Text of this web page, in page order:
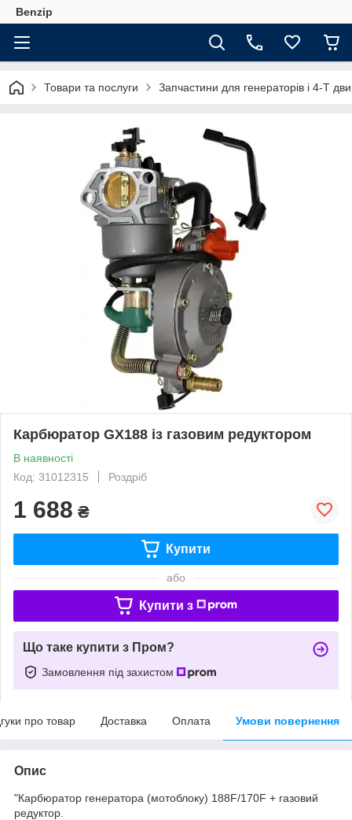
Benzip
Товари та послуги Запчастини для генераторів і 4-Т
Карбюратор GX188 із газовим редуктором
В наявності
Код: 31012315
Роздріб
1 688 ₴
Купити
або
Купити з
Що таке купити з Пром?
Замовлення під захистом
про товар Доставка Оплата Умови повернення
Опис
"Карбюратор генератора (мотоблоку) 188F/170F + газовий
редуктор.